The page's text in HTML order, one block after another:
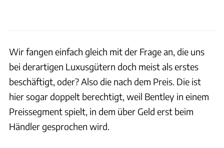
Wir fangen einfach gleich mit der Frage an, die uns
bei derartigen Luxusgütern doch meist als erstes
beschäftigt, oder? Also die nach dem Preis. Die ist
hier sogar doppelt berechtigt, weil Bentley in einem
Preissegment spielt, in dem über Geld erst beim
Händler gesprochen wird.